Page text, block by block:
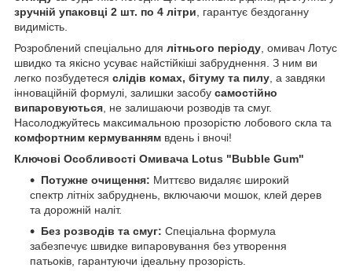
зручній упаковці 2 шт. по 4 літри, гарантує бездоганну
видимість.
Розроблений спеціально для літнього періоду, омивач Лотус
швидко та якісно усуває найстійкіші забруднення. З ним ви
легко позбудетеся слідів комах, бітуму та пилу, а завдяки
інноваційній формулі, залишки засобу самостійно
випаровуються, не залишаючи розводів та смуг.
Насолоджуйтесь максимальною прозорістю лобового скла та
комфортним кермуванням вдень і вночі!
Ключові Особливості Омивача Lotus "Bubble Gum"
Потужне очищення: Миттєво видаляє широкий
спектр літніх забруднень, включаючи мошок, клей дерев
та дорожній наліт.
Без розводів та смуг: Спеціальна формула
забезпечує швидке випаровування без утворення
патьоків, гарантуючи ідеальну прозорість.